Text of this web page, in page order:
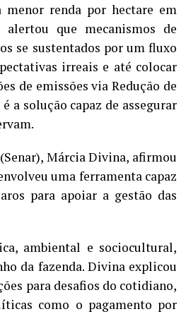
menor renda por hectare em
que mecanismos de
se sustentados por um fluxo
irreais e até colocar
de emissões via Redução de
a solução capaz de assegurar
Márcia Divina, afirmou
uma ferramenta capaz
para apoiar a gestão das
ambiental e sociocultural,
da fazenda. Divina explicou
para desafios do cotidiano,
como o pagamento por